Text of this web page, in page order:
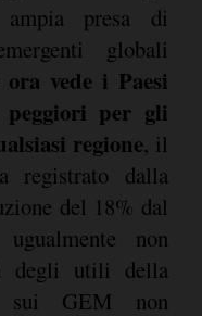
presa di
globali
vede i Paesi
per gli
regione, il
registrato dalla
del 18% dal
non
degli utili della
sui GEM non